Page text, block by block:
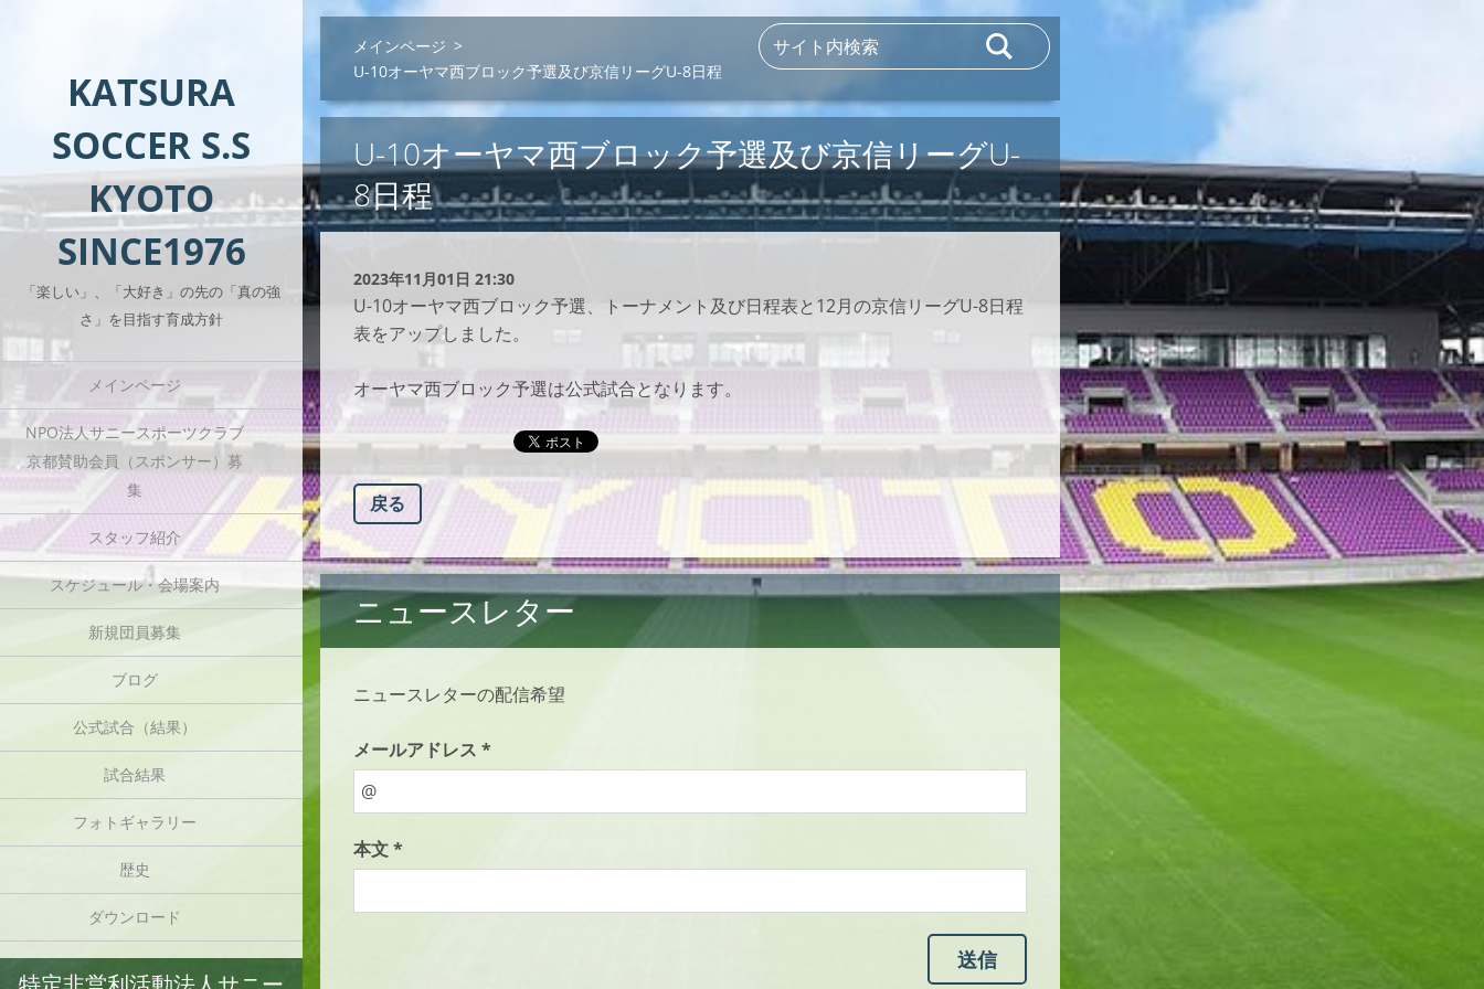
KATSURA
SOCCER S.S
KYOTO
SINCE1976
「楽しい」、「大好き」の先の「真の強
さ」を目指す育成方針
メインページ
NPO法人サニースポーツクラブ
京都賛助会員（スポンサー）募
集
スタッフ紹介
スケジュール・会場案内
新規団員募集
ブログ
公式試合（結果）
試合結果
フォトギャラリー
歴史
ダウンロード
メインページ >
U-10オーヤマ西ブロック予選及び京信リーグU-8日程
U-10オーヤマ西ブロック予選及び京信リーグU-
8日程
2023年11月01日 21:30
U-10オーヤマ西ブロック予選、トーナメント及び日程表と12月の京信リーグU-8日程
表をアップしました。
オーヤマ西ブロック予選は公式試合となります。
戻る
ニュースレター
ニュースレターの配信希望
メールアドレス *
本文 *